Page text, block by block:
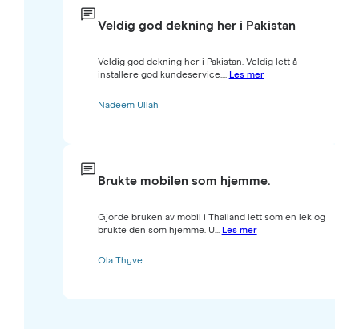
Veldig god dekning her i Pakistan
Veldig god dekning her i Pakistan. Veldig lett å
installere god kundeservice.... Les mer
Nadeem Ullah
Brukte mobilen som hjemme.
Gjorde bruken av mobil i Thailand lett som en lek og
brukte den som hjemme. U... Les mer
Ola Thyve